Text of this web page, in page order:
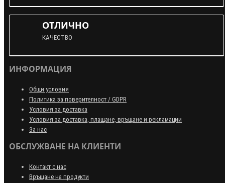
ОТЛИЧНО
КАЧЕСТВО
ИНФОРМАЦИЯ
Общи условия
Политика за поверителност / GDPR
Условия за доставка
Условия за доставка, плащане, връщане и рекламации
За нас
ОБСЛУЖВАНЕ НА КЛИЕНТИ
Контакт с нас
Връщане на продукти